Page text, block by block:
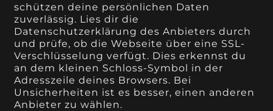
schützen deine persönlichen Daten
zuverlässig. Lies dir die
Datenschutzerklärung des Anbieters durch
und prüfe, ob die Webseite über eine SSL-
Verschlüsselung verfügt. Dies erkennst du
an dem kleinen Schloss-Symbol in der
Adresszeile deines Browsers. Bei
Unsicherheiten ist es besser, einen anderen
Anbieter zu wählen.